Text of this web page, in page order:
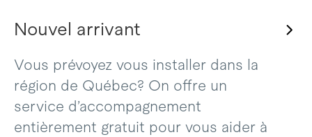
Nouvel arrivant
Vous prévoyez vous installer dans la
région de Québec? On offre un
service d’accompagnement
entièrement gratuit pour vous aider à